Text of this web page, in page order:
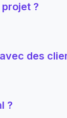
?
des
?